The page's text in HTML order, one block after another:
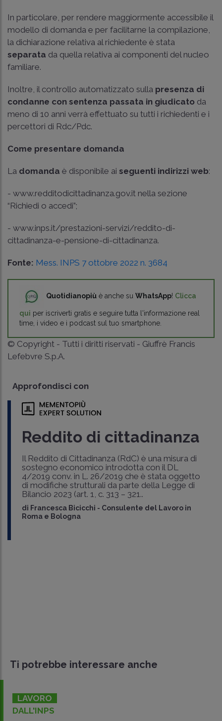
In particolare, per rendere maggiormente accessibile il
modello di domanda e per facilitarne la compilazione,
la dichiarazione relativa al richiedente è stata
separata da quella relativa ai componenti del nucleo
familiare.
Inoltre, il controllo automatizzato sulla presenza di
condanne con sentenza passata in giudicato da
meno di 10 anni verrà effettuato su tutti i richiedenti e i
percettori di Rdc/Pdc.
Come presentare domanda
La domanda è disponibile ai seguenti indirizzi web:
- www.redditodicittadinanza.gov.it nella sezione
“Richiedi o accedi”;
- www.inps.it/prestazioni-servizi/reddito-di-
cittadinanza-e-pensione-di-cittadinanza.
Fonte: Mess. INPS 7 ottobre 2022 n. 3684
Quotidianopiù è anche su WhatsApp! Clicca
qui per iscriverti gratis e seguire tutta l'informazione real
time, i video e i podcast sul tuo smartphone.
© Copyright - Tutti i diritti riservati - Giuffrè Francis
Lefebvre S.p.A.
Approfondisci con
Reddito di cittadinanza
Il Reddito di Cittadinanza (RdC) è una misura di
sostegno economico introdotta con il DL
4/2019 conv. in L. 26/2019 che è stata oggetto
di modifiche strutturali da parte della Legge di
Bilancio 2023 (art. 1, c. 313 – 321..
di Francesca Bicicchi - Consulente del Lavoro in
Roma e Bologna
Ti potrebbe interessare anche
LAVORO
DALL'INPS